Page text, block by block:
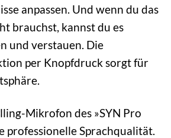
anpassen. Und wenn du das
brauchst, kannst du es
und verstauen. Die
per Knopfdruck sorgt für
Mikrofon des »SYN Pro
professionelle Sprachqualität.